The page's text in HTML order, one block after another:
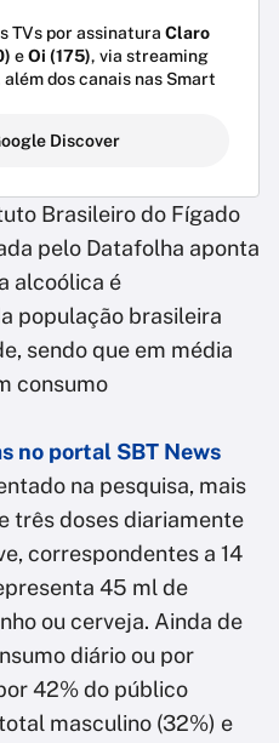
TVs por assinatura Claro
eOi (175), via streaming
além dos canais nas Smart
Discover
Brasileiro do Fígado
pelo Datafolha aponta
alcoólica é
população brasileira
sendo que em média
consumo
no portal SBT News
na pesquisa, mais
três doses diariamente
correspondentes a 14
45 ml de
ou cerveja. Ainda de
diário ou por
42% do público
masculino (32%) e